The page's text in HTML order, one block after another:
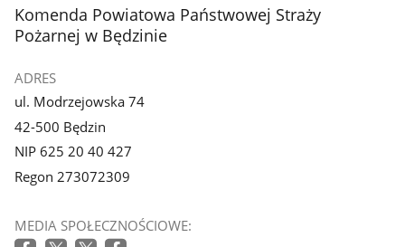
galerii.
stopka
Komenda Powiatowa Państwowej Straży
Pożarnej w Będzinie
ADRES
ul. Modrzejowska 74
42-500 Będzin
NIP 625 20 40 427
Regon 273072309
MEDIA SPOŁECZNOŚCIOWE: